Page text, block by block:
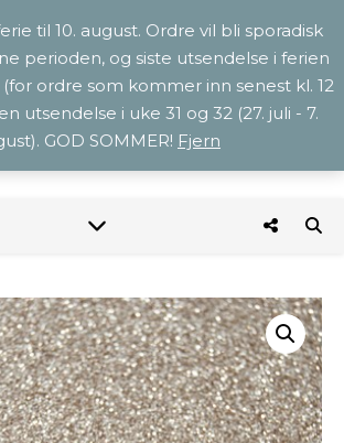
til 10. august. Ordre vil bli sporadisk
perioden, og siste utsendelse i ferien
ordre som kommer inn senest kl. 12
utsendelse i uke 31 og 32 (27. juli - 7.
GOD SOMMER! Fjern